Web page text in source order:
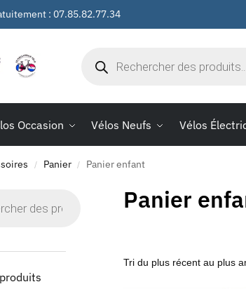
: 07.85.82.77.34
Occasion Vélos Neufs Vélos
/ Panier / Panier enfant
Panier